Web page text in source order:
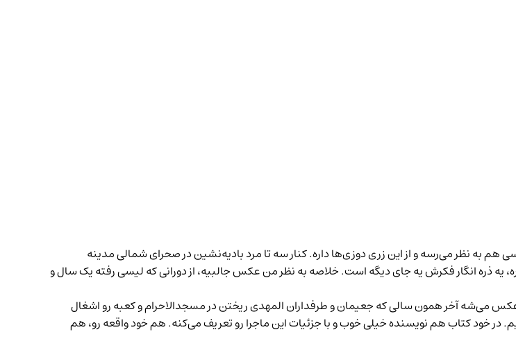
لباس نفیسی هم به نظر می‌رسه و از این زری دوزی‌ها داره. کنار سه تا مرد بادیه‌نشین در صحرای شمالی مدینه
یه ذره انگار فکرش یه جای دیگه است. خلاصه به نظر من عکس جالبیه، از دورانی که لیسی رفته یک سال و
می‌شه آخر همون سالی که جعیمان و طرفداران المهدی ریختن در مسجدالاحرام و کعبه رو اشغال
می‌شنویم. در خود کتاب هم نویسنده خیلی خوب و با جزئیات این ماجرا رو تعریف می‌کنه. هم خود واقعه رو، هم